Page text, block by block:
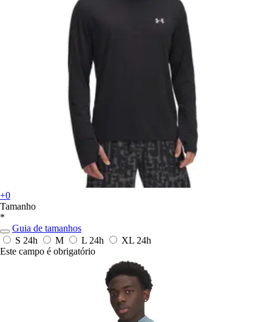
+0
Tamanho
*
Guia de tamanhos
S 24h M L 24h XL 24h
Este campo é obrigatório